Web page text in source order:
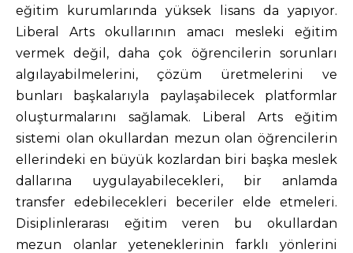
eğitim kurumlarında yüksek lisans da yapıyor.
Liberal Arts okullarının amacı mesleki eğitim
vermek değil, daha çok öğrencilerin sorunları
algılayabilmelerini, çözüm üretmelerini ve
bunları başkalarıyla paylaşabilecek platformlar
oluşturmalarını sağlamak. Liberal Arts eğitim
sistemi olan okullardan mezun olan öğrencilerin
ellerindeki en büyük kozlardan biri başka meslek
dallarına uygulayabilecekleri, bir anlamda
transfer edebilecekleri beceriler elde etmeleri.
Disiplinlerarası eğitim veren bu okullardan
mezun olanlar yeteneklerinin farklı yönlerini